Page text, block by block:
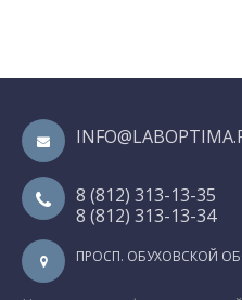
8 (812) 313-13-35
8 (812) 313-13-34
ПРОСП. ОБУХОВСКОЙ